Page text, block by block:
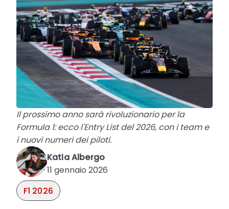
Il prossimo anno sarà rivoluzionario per la
Formula 1: ecco l'Entry List del 2026, con i team e
i nuovi numeri dei piloti.
Katia Albergo
11 gennaio 2026
F1 2026